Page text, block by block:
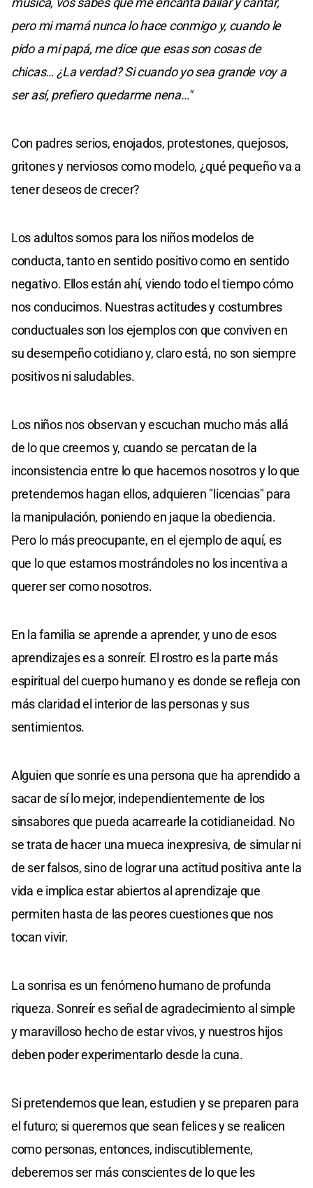
pero mi mamá nunca lo hace conmigo y, cuando le
pido a mi papá, me dice que esas son cosas de
chicas… ¿La verdad? Si cuando yo sea grande voy a
ser así, prefiero quedarme nena…"
Con padres serios, enojados, protestones, quejosos,
gritones y nerviosos como modelo, ¿qué pequeño va a
tener deseos de crecer?
Los adultos somos para los niños modelos de
conducta, tanto en sentido positivo como en sentido
negativo. Ellos están ahí, viendo todo el tiempo cómo
nos conducimos. Nuestras actitudes y costumbres
conductuales son los ejemplos con que conviven en
su desempeño cotidiano y, claro está, no son siempre
positivos ni saludables.
Los niños nos observan y escuchan mucho más allá
de lo que creemos y, cuando se percatan de la
inconsistencia entre lo que hacemos nosotros y lo que
pretendemos hagan ellos, adquieren "licencias" para
la manipulación, poniendo en jaque la obediencia.
Pero lo más preocupante, en el ejemplo de aquí, es
que lo que estamos mostrándoles no los incentiva a
querer ser como nosotros.
En la familia se aprende a aprender, y uno de esos
aprendizajes es a sonreír. El rostro es la parte más
espiritual del cuerpo humano y es donde se refleja con
más claridad el interior de las personas y sus
sentimientos.
Alguien que sonríe es una persona que ha aprendido a
sacar de sí lo mejor, independientemente de los
sinsabores que pueda acarrearle la cotidianeidad. No
se trata de hacer una mueca inexpresiva, de simular ni
de ser falsos, sino de lograr una actitud positiva ante la
vida e implica estar abiertos al aprendizaje que
permiten hasta de las peores cuestiones que nos
tocan vivir.
La sonrisa es un fenómeno humano de profunda
riqueza. Sonreír es señal de agradecimiento al simple
y maravilloso hecho de estar vivos, y nuestros hijos
deben poder experimentarlo desde la cuna.
Si pretendemos que lean, estudien y se preparen para
el futuro; si queremos que sean felices y se realicen
como personas, entonces, indiscutiblemente,
deberemos ser más conscientes de lo que les